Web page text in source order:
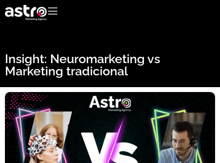
Insight: Neuromarketing vs
Marketing tradicional